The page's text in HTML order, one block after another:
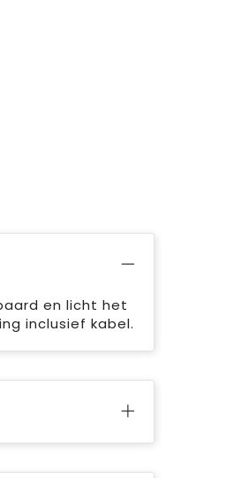
en licht het
inclusief kabel.